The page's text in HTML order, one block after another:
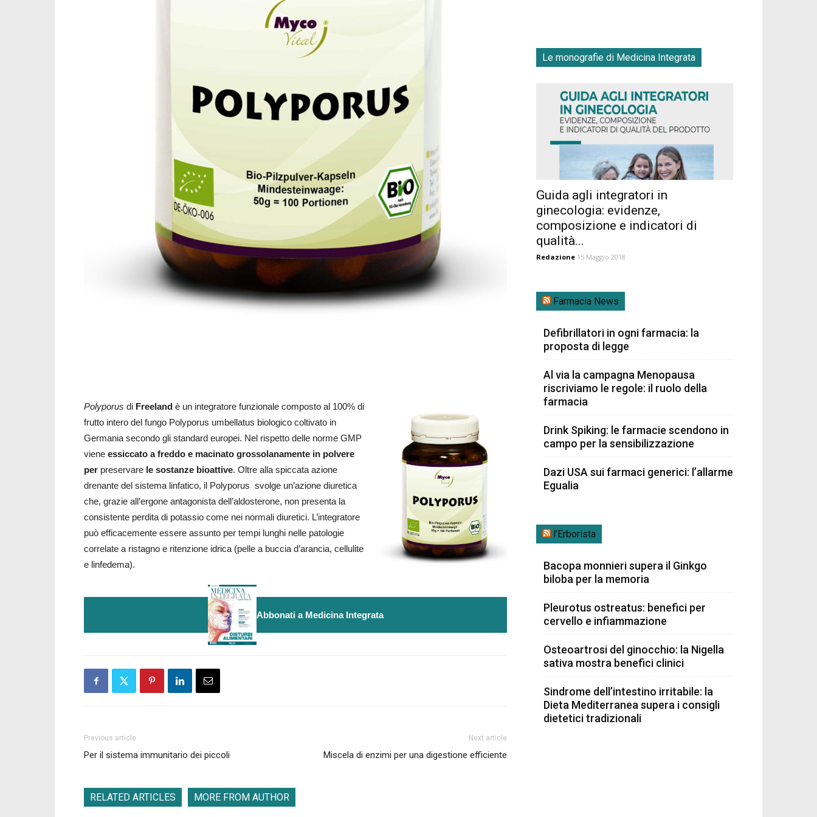
Polyporus di Freeland è un integratore funzionale composto al 100% di
frutto intero del fungo Polyporus umbellatus biologico coltivato in
Germania secondo gli standard europei. Nel rispetto delle norme GMP
viene essiccato a freddo e macinato grossolanamente in polvere
per preservare le sostanze bioattive. Oltre alla spiccata azione
drenante del sistema linfatico, il Polyporus svolge un’azione diuretica
che, grazie all’ergone antagonista dell’aldosterone, non presenta la
consistente perdita di potassio come nei normali diuretici. L’integratore
può efficacemente essere assunto per tempi lunghi nelle patologie
correlate a ristagno e ritenzione idrica (pelle a buccia d’arancia, cellulite
e linfedema).
Abbonati a Medicina Integrata
Previous article
Per il sistema immunitario dei piccoli
Next article
Miscela di enzimi per una digestione efficiente
RELATED ARTICLES MORE FROM AUTHOR
Le monografie di Medicina Integrata
Guida agli integratori in
ginecologia: evidenze,
composizione e indicatori di
qualità...
Redazione 15 Maggio 2018
Farmacia News
Defibrillatori in ogni farmacia: la
proposta di legge
Al via la campagna Menopausa
riscriviamo le regole: il ruolo della
farmacia
Drink Spiking: le farmacie scendono in
campo per la sensibilizzazione
Dazi USA sui farmaci generici: l’allarme
Egualia
l’Erborista
Bacopa monnieri supera il Ginkgo
biloba per la memoria
Pleurotus ostreatus: benefici per
cervello e infiammazione
Osteoartrosi del ginocchio: la Nigella
sativa mostra benefici clinici
Sindrome dell’intestino irritabile: la
Dieta Mediterranea supera i consigli
dietetici tradizionali